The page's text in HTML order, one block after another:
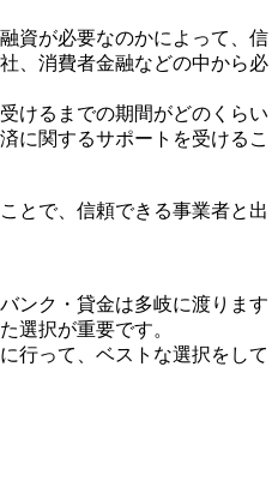
資が必要なのかによって、信
、消費者金融などの中から必
けるまでの期間がどのくらい
に関するサポートを受けるこ
とで、信頼できる事業者と出
ンク・貸金は多岐に渡ります
選択が重要です。
行って、ベストな選択をして